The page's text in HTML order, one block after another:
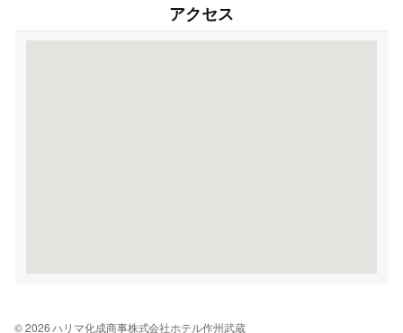
アクセス
© 2026 ハリマ化成商事株式会社ホテル作州武蔵